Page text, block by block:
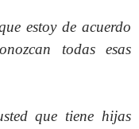
estoy de acuerdo
todas esas
que tiene hijas